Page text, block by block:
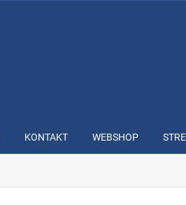
KONTAKT WEBSHOP